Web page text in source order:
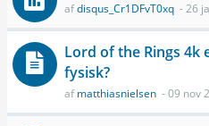
afdisqus_Cr1DFvT0xq - 26
Lord of the Rings 4k
fysisk?
afmatthiasnielsen - 09 nov